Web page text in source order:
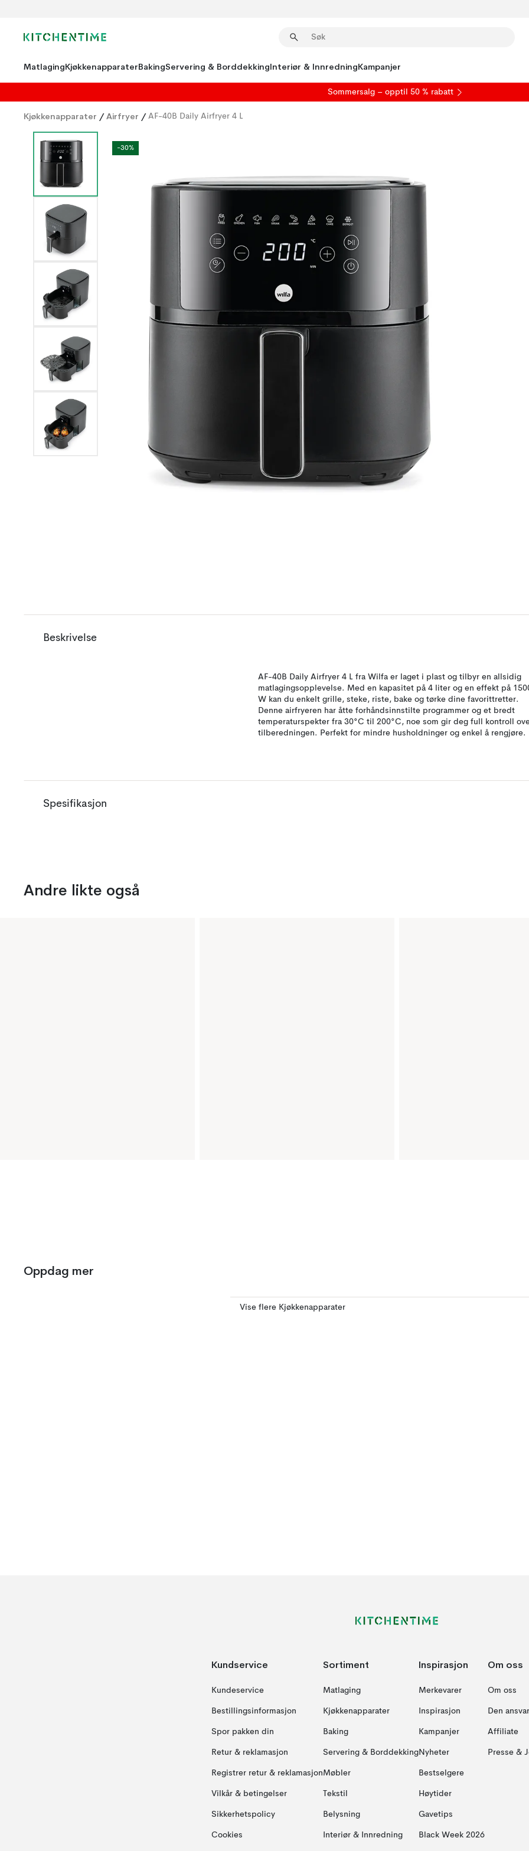
MatlagingKjøkkenapparaterBakingServering & BorddekkingInteriør & InnredningKampanjer
Sommersalg – opptil 50 % rabatt
Kjøkkenapparater / Airfryer / AF-40B Daily Airfryer 4 L
-30%
Beskrivelse
AF-40B Daily Airfryer 4 L fra Wilfa er laget i plast og tilbyr en allsidig
matlagingsopplevelse. Med en kapasitet på 4 liter og en effekt på
W kan du enkelt grille, steke, riste, bake og tørke dine favorittretter.
Denne airfryeren har åtte forhåndsinnstilte programmer og et bredt
temperaturspekter fra 30°C til 200°C, noe som gir deg full kontroll
tilberedningen. Perfekt for mindre husholdninger og enkel å rengjøre.
Spesifikasjon
Andre likte også
Oppdag mer
Vise flere Kjøkkenapparater
Kundservice
Kundeservice
Bestillingsinformasjon
Spor pakken din
Retur & reklamasjon
Registrer retur & reklamasjon
Vilkår & betingelser
Sikkerhetspolicy
Cookies
Sortiment
Matlaging
Kjøkkenapparater
Baking
Servering & Borddekking
Møbler
Tekstil
Belysning
Interiør & Innredning
Inspirasjon
Merkevarer
Inspirasjon
Kampanjer
Nyheter
Bestselgere
Høytider
Gavetips
Black Week 2026
Om oss
Om oss
Den
Affiliate
Presse &